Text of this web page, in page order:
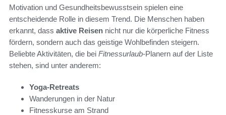
Motivation und Gesundheitsbewusstsein spielen eine
entscheidende Rolle in diesem Trend. Die Menschen haben
erkannt, dass aktive Reisen nicht nur die körperliche Fitness
fördern, sondern auch das geistige Wohlbefinden steigern.
Beliebte Aktivitäten, die bei Fitnessurlaub-Planern auf der Liste
stehen, sind unter anderem:
Yoga-Retreats
Wanderungen in der Natur
Fitnesskurse am Strand